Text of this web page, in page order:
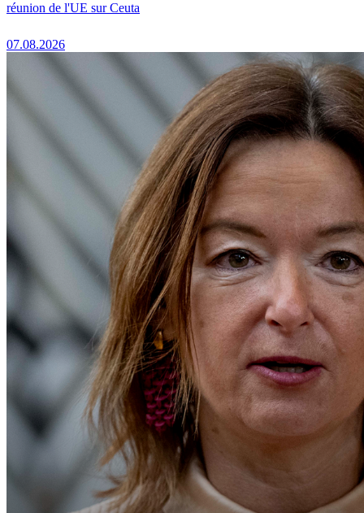
réunion de l'UE sur Ceuta
07.08.2026